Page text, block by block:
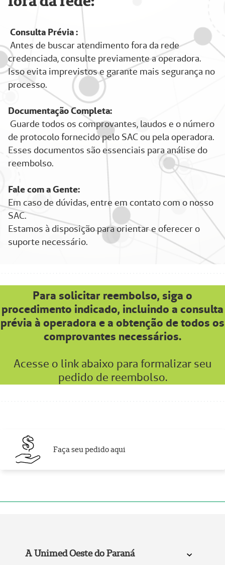
Consulta Prévia :
Antes de buscar atendimento fora da rede
credenciada, consulte previamente a operadora.
Isso evita imprevistos e garante mais segurança no
processo.
Documentação Completa:
Guarde todos os comprovantes, laudos e o número
de protocolo fornecido pelo SAC ou pela operadora.
Esses documentos são essenciais para análise do
reembolso.
Fale com a Gente:
Em caso de dúvidas, entre em contato com o nosso
SAC.
Estamos à disposição para orientar e oferecer o
suporte necessário.
Para solicitar reembolso, siga o
procedimento indicado, incluindo a consulta
prévia à operadora e a obtenção de todos os
comprovantes necessários.
Acesse o link abaixo para formalizar seu
pedido de reembolso.
Faça seu pedido aqui
A Unimed Oeste do Paraná